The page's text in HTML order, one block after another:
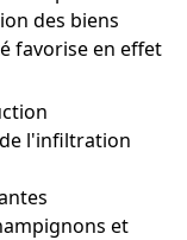
des biens
favorise en effet
l'infiltration
et